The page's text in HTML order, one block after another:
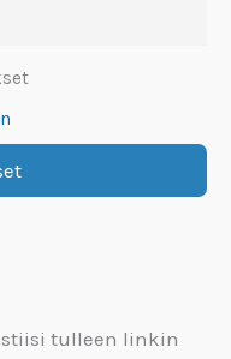
tulleen linkin